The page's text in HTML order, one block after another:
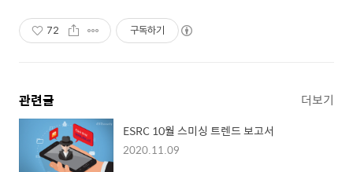
72 구독하기
관련글 더보기
ESRC 10월 스미싱 트렌드 보고서
2020.11.09